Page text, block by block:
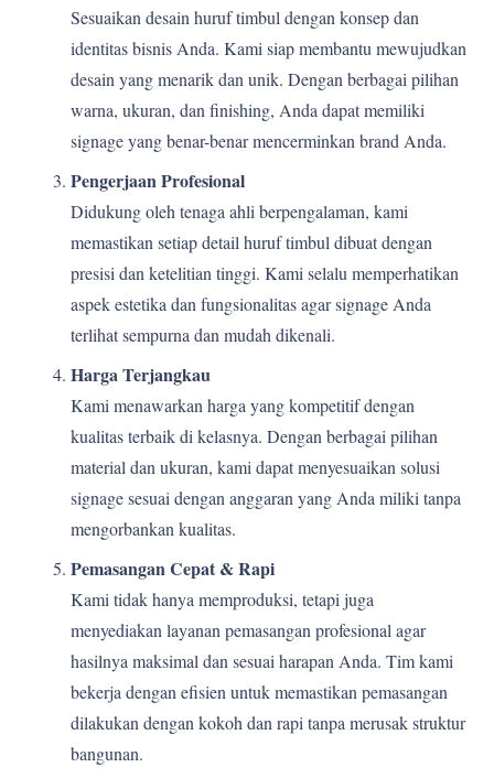
Sesuaikan desain huruf timbul dengan konsep dan
identitas bisnis Anda. Kami siap membantu mewujudkan
desain yang menarik dan unik. Dengan berbagai pilihan
warna, ukuran, dan finishing, Anda dapat memiliki
signage yang benar-benar mencerminkan brand Anda.
Pengerjaan Profesional
Didukung oleh tenaga ahli berpengalaman, kami
memastikan setiap detail huruf timbul dibuat dengan
presisi dan ketelitian tinggi. Kami selalu memperhatikan
aspek estetika dan fungsionalitas agar signage Anda
terlihat sempurna dan mudah dikenali.
Harga Terjangkau
Kami menawarkan harga yang kompetitif dengan
kualitas terbaik di kelasnya. Dengan berbagai pilihan
material dan ukuran, kami dapat menyesuaikan solusi
signage sesuai dengan anggaran yang Anda miliki tanpa
mengorbankan kualitas.
Pemasangan Cepat & Rapi
Kami tidak hanya memproduksi, tetapi juga
menyediakan layanan pemasangan profesional agar
hasilnya maksimal dan sesuai harapan Anda. Tim kami
bekerja dengan efisien untuk memastikan pemasangan
dilakukan dengan kokoh dan rapi tanpa merusak struktur
bangunan.